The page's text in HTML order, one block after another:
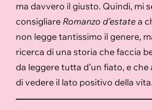
ma davvero il giusto. Quindi, mi
consigliare Romanzo d’estatea
non legge tantissimo il genere,
ricerca di una storia che faccia
da leggere tutta d’un fiato, e che
di vedere il lato positivo della